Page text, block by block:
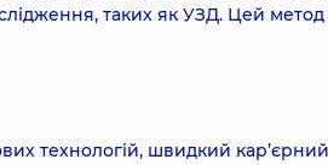
таких як УЗД. Цей метод
технологій, швидкий кар’єрний